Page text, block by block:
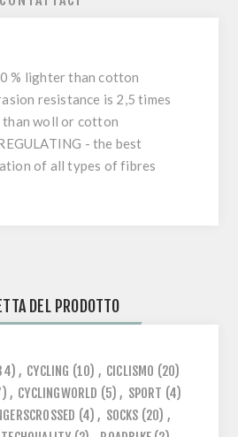
% lighter than cotton
resistance is 2,5 times
than woll or cotton
-the best
of all types of fibres
DEL PRODOTTO
, CYCLING (10) , CICLISMO (20)
, CYCLINGWORLD (5) , SPORT (4)
(4) , SOCKS (20) ,